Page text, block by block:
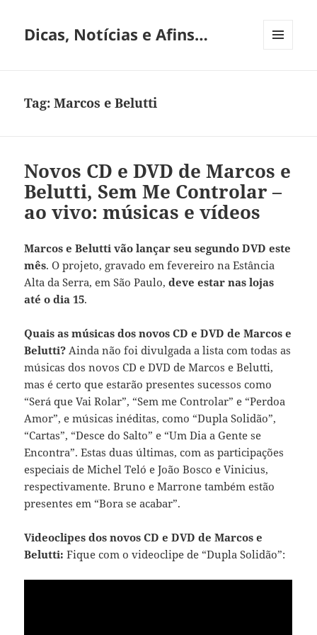
Dicas, Notícias e Afins…
Tag:Marcos e Belutti
Novos CD e DVD de Marcos e
Belutti, Sem Me Controlar –
ao vivo: músicas e vídeos
Marcos e Belutti vão lançar seu segundo DVD este
mês. O projeto, gravado em fevereiro na Estância
Alta da Serra, em São Paulo,deve estar nas lojas
até o dia 15.
Quais as músicas dos novos CD e DVD de Marcos e
Belutti? Ainda não foi divulgada a lista com todas as
músicas dos novos CD e DVD de Marcos e Belutti,
mas é certo que estarão presentes sucessos como
“Será que Vai Rolar”, “Sem me Controlar” e “Perdoa
Amor”, e músicas inéditas, como “Dupla Solidão”,
“Cartas”, “Desce do Salto” e “Um Dia a Gente se
Encontra”. Estas duas últimas, com as participações
especiais de Michel Teló e João Bosco e Vinicius,
respectivamente. Bruno e Marrone também estão
presentes em “Bora se acabar”.
Videoclipes dos novos CD e DVD de Marcos e
Belutti: Fique com o videoclipe de “Dupla Solidão”: